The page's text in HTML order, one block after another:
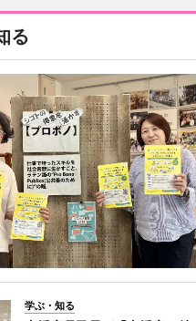
る
学ぶ・知る